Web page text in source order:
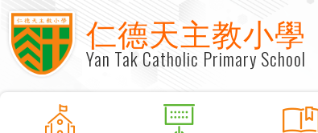
仁德天主教小學
Yan Tak Catholic Primary School